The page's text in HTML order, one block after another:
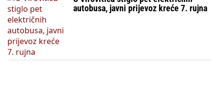
autobusa, javni prijevoz kreće 7. rujna